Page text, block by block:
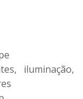
iluminação,